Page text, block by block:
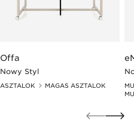
Offa
Nowy Styl
ASZTALOK MAGAS ASZTALOK